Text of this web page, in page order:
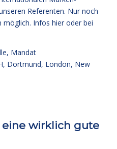
Referenten. Nur noch
möglich. Infos hier oder bei
, Mandat
Dortmund, London, New
eine wirklich gute